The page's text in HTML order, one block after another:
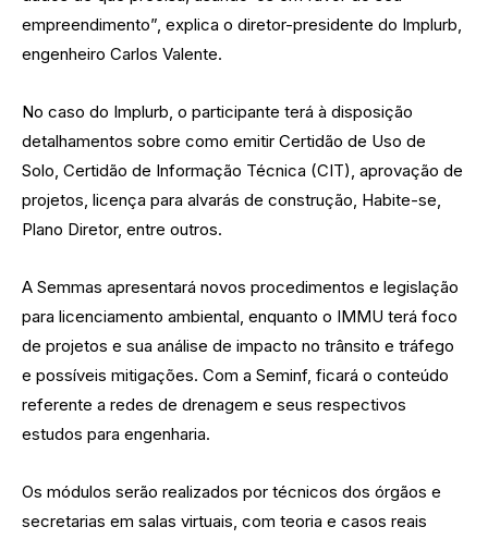
empreendimento”, explica o diretor-presidente do Implurb,
engenheiro Carlos Valente.
No caso do Implurb, o participante terá à disposição
detalhamentos sobre como emitir Certidão de Uso de
Solo, Certidão de Informação Técnica (CIT), aprovação de
projetos, licença para alvarás de construção, Habite-se,
Plano Diretor, entre outros.
A Semmas apresentará novos procedimentos e legislação
para licenciamento ambiental, enquanto o IMMU terá foco
de projetos e sua análise de impacto no trânsito e tráfego
e possíveis mitigações. Com a Seminf, ficará o conteúdo
referente a redes de drenagem e seus respectivos
estudos para engenharia.
Os módulos serão realizados por técnicos dos órgãos e
secretarias em salas virtuais, com teoria e casos reais